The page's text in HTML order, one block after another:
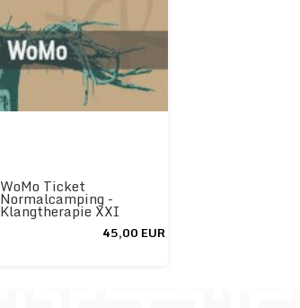
WoMo Ticket
Normalcamping -
Klangtherapie XXI
45,00 EUR